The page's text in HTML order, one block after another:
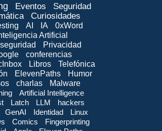
Eventos
Seguridad
Curiosidades
AI IA
0xWord
Artificial
Privacidad
conferencias
Libros
Telefónica
ElevenPaths
Humor
charlas
Malware
Artificial Intelligence
Latch LLM
hackers
GenAI Identidad
Linux
Comics
Fingerprinting